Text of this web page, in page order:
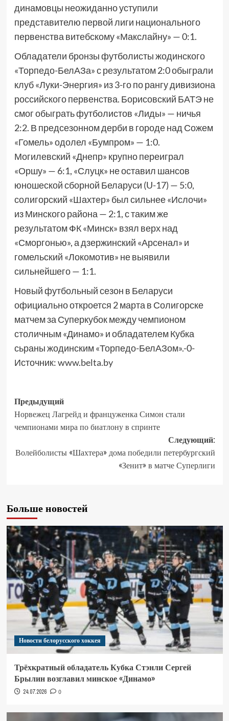
динамовцы неожиданно уступили
представителю первой лиги национального
первенства витебскому «Макслайну» — 0:1.
Обладатели бронзы футболисты жодинского
«Торпедо-БелАЗа» с результатом 2:0 обыграли
клуб «Луки-Энергия» из 3-го по рангу дивизиона
российского первенства. Борисовский БАТЭ не
смог обыграть футболистов «Лиды» — ничья
2:2. В предсезонном дерби в городе над Сожем
«Гомель» одолел «Бумпром» — 1:0.
Могилевский «Днепр» крупно переиграл
«Оршу» — 6:1, «Слуцк» не оставил шансов
юношеской сборной Беларуси (U-17) — 5:0,
солигорский «Шахтер» был сильнее «Ислочи»
из Минского района — 2:1, с таким же
результатом ФК «Минск» взял верх над
«Сморгонью», а дзержинский «Арсенал» и
гомельский «Локомотив» не выявили
сильнейшего — 1:1.
Новый футбольный сезон в Беларуси
официально откроется 2 марта в Солигорске
матчем за Суперкубок между чемпионом
столичным «Динамо» и обладателем Кубка
сьраны жодинским «Торпедо-БелАЗом».-0-
Источник:www.belta.by
Предыдущий
Норвежец Лагрейд и француженка Симон стали
чемпионами мира по биатлону в спринте
Следующий:
Волейболисты «Шахтера» дома победили петербургский
«Зенит» в матче Суперлиги
Больше новостей
Новости белорусского хоккея
Трёхкратный обладатель Кубка Стэнли Сергей
Брылин возглавил минское «Динамо»
24.07.2026 0